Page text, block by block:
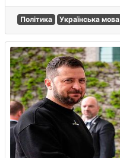
Політика Українська мова